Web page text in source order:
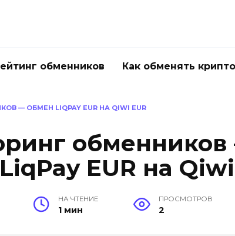
обменников Как обменять
— ОБМЕН LIQPAY EUR НА QIWI EUR
EUR на Qiwi
НА ЧТЕНИЕ
1 мин
ПРОСМОТРОВ
2